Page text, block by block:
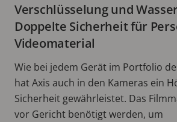
Verschlüsselung und
Doppelte Sicherheit für
Videomaterial
Wie bei jedem Gerät im Portfolio
hat Axis auch in den Kameras ein
Sicherheit gewährleistet. Das
vor Gericht benötigt werden, um